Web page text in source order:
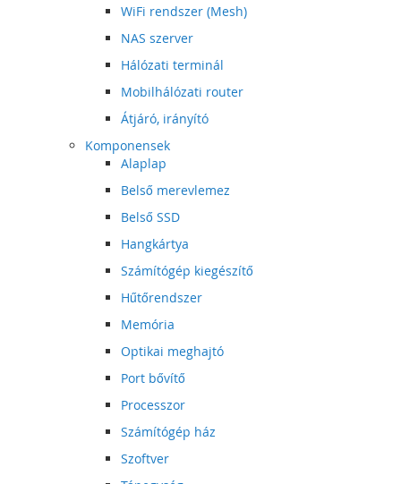
WiFi rendszer (Mesh)
NAS szerver
Hálózati terminál
Mobilhálózati router
Átjáró, irányító
Komponensek
Alaplap
Belső merevlemez
Belső SSD
Hangkártya
Számítógép kiegészítő
Hűtőrendszer
Memória
Optikai meghajtó
Port bővítő
Processzor
Számítógép ház
Szoftver